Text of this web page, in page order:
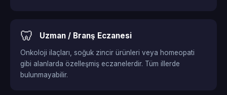
🦷 Uzman / Branş Eczanesi
Onkoloji ilaçları, soğuk zincir ürünleri veya homeopati
gibi alanlarda özelleşmiş eczanelerdir. Tüm illerde
bulunmayabilir.